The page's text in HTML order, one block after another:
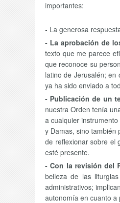
importantes:
- La generosa
- La aprobación de
texto que me parece
que reconoce su
latino de Jerusalén; en
ya ha sido enviado a
- Publicación de un
nuestra Orden tenía
a cualquier
y Damas, sino también
de reflexionar sobre el
esté presente.
- Con la revisión del
belleza de las
administrativos;
autonomía en cuanto a